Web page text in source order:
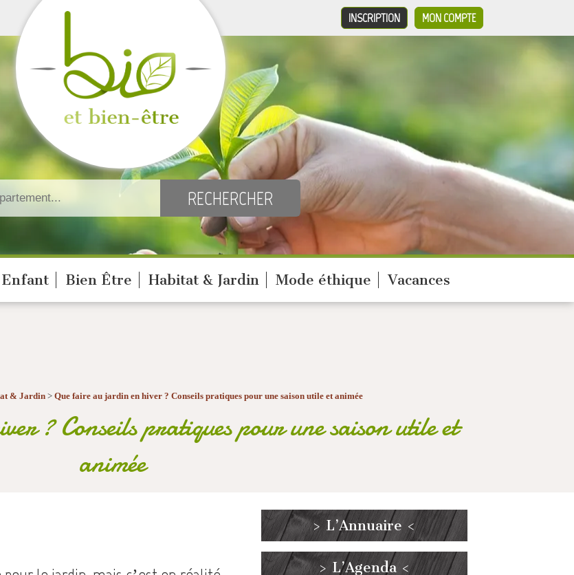
MON COMPTE
INSCRIPTION
Bien Être Habitat & Jardin Mode éthique Vacances
& Jardin> Que faire au jardin en hiver ? Conseils pratiques pour une saison utile et animée
? Conseils pratiques pour une saison utile et
animée
> L’Annuaire <
> L’Agenda <